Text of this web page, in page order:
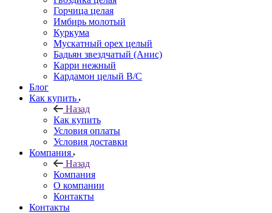
Горчица целая
Имбирь молотый
Куркума
Мускатный орех целый
Бадьян звездчатый (Анис)
Карри нежный
Кардамон целый В/С
Блог
Как купить
Назад
Как купить
Условия оплаты
Условия доставки
Компания
Назад
Компания
О компании
Контакты
Контакты